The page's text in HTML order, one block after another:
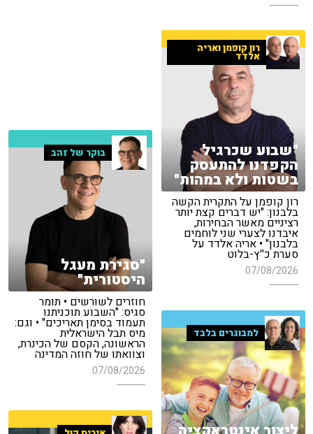
רון קופמן ואריה
אלדד
"שבוע שכרגיל
הקפדנו להתעסק
בשטות ולא במהות"
רון קופמן על התקרית הקשה
בלבנון: "יש דברים קצת יותר
רציניים מאשר הבחירות,
איבדנו לצערי שני לוחמים
בלבנון" • אריה אלדד על
סערת כ''ץ-בלוט
07/08/2026
בוקר של זהב
"סגירת מעגל
היסטורית"
חוזרים לשורשים • תומר
סגיס: "השבוע תוכניתנו
תעמוד בסימן תאריכים" • וגם:
מיס תבל הישראלית
הראשונה, הקסם של הכינרת,
וצוואתו של חוזה המדינה
07/08/2026
למבוגרים בלבד